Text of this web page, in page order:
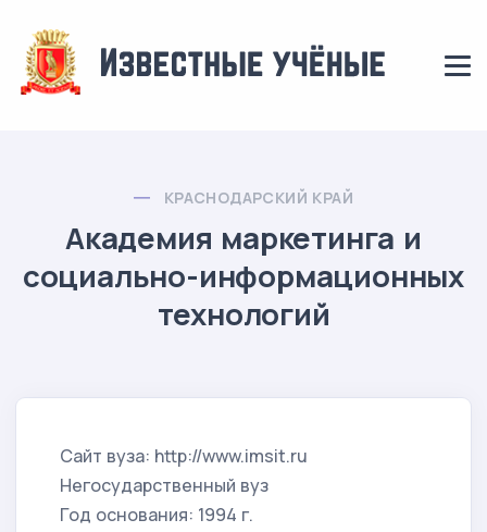
КРАСНОДАРСКИЙ КРАЙ
Академия маркетинга и
социально-информационных
технологий
Сайт вуза: http://www.imsit.ru
Негосударственный вуз
Год основания: 1994 г.